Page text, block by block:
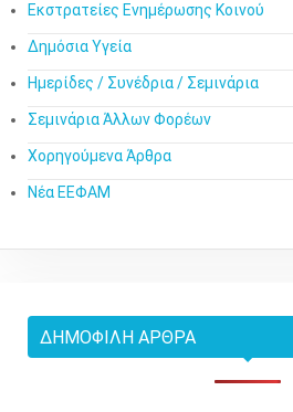
Εκστρατείες Ενημέρωσης Κοινού
Δημόσια Υγεία
Ημερίδες / Συνέδρια / Σεμινάρια
Σεμινάρια Άλλων Φορέων
Χορηγούμενα Άρθρα
Νέα ΕΕΦΑΜ
ΔΗΜΟΦΙΛΉ ΆΡΘΡΑ